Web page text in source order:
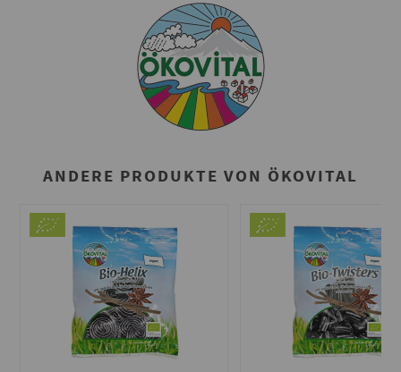
ANDERE PRODUKTE VON ÖKOVITAL